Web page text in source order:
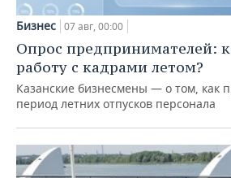
Бизнес 07 авг, 00:00
Опрос предпринимателей:
работу с кадрами летом?
Казанские бизнесмены — о том, как
период летних отпусков персонала